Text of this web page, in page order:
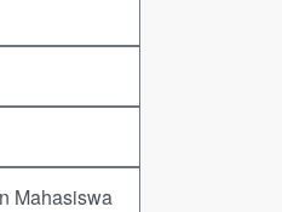
Mahasiswa